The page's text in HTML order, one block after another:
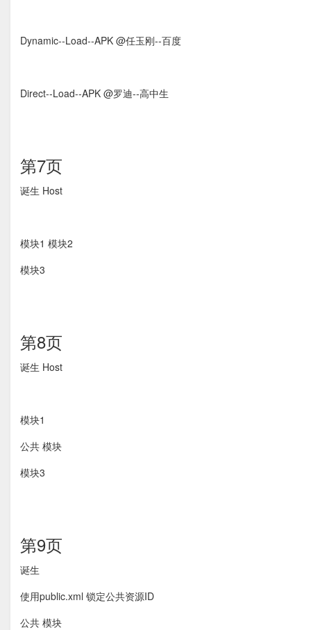
Dynamic-­‐Load-­‐APK @任玉刚-­‐百度
Direct-­‐Load-­‐APK @罗迪-­‐高中生
第7页
诞生 Host
模块1 模块2
模块3
第8页
诞生 Host
模块1
公共 模块
模块3
第9页
诞生
使用public.xml 锁定公共资源ID
公共 模块